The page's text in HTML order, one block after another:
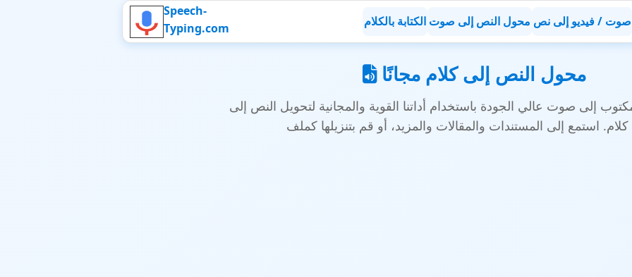
Speech-
Typing.com
الكتابة بالكلام محول النص إلى صوت صوت / فيديو إلى نص
محول النص إلى كلام مجانًا
إلى صوت عالي الجودة باستخدام أداتنا القوية والمجانية لتحويل النص إلى